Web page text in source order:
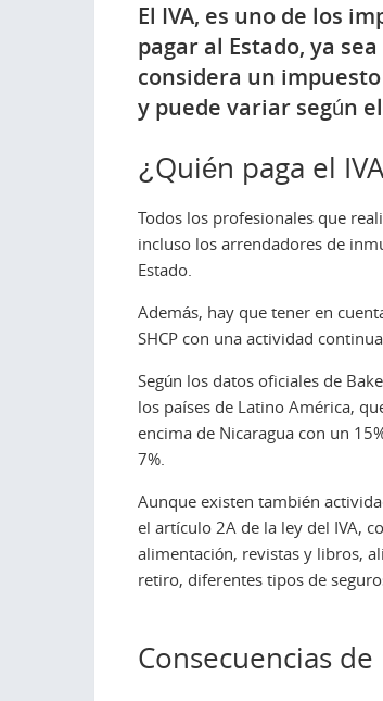
El IVA, es uno de los
pagar al Estado, ya
considera un
y puede variar según
¿Quién paga el
Todos los profesionales que
incluso los arrendadores de
Estado.
Además, hay que tener en
SHCP con una actividad
Según los datos oficiales de
los países de Latino América,
encima de Nicaragua con un
7%.
Aunque existen también
el artículo 2A de la ley del IVA,
alimentación, revistas y libros,
retiro, diferentes tipos de
Consecuencias